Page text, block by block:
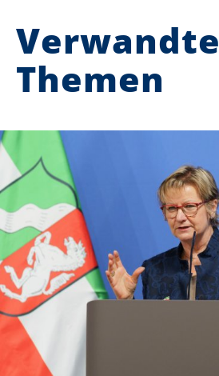
Verwandte
Themen